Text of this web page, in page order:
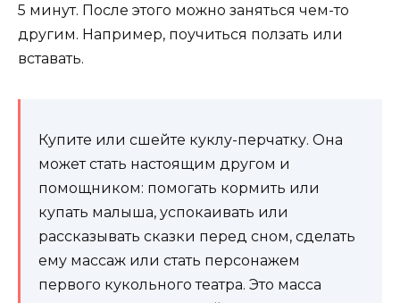
5 минут. После этого можно заняться чем-то
другим. Например, поучиться ползать или
вставать.
Купите или сшейте куклу-перчатку. Она
может стать настоящим другом и
помощником: помогать кормить или
купать малыша, успокаивать или
рассказывать сказки перед сном, сделать
ему массаж или стать персонажем
первого кукольного театра. Это масса